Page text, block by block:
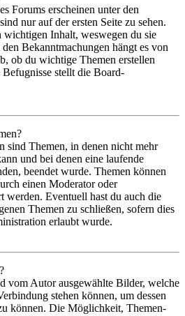
Forums erscheinen unter den
nur auf der ersten Seite zu sehen.
wichtigen Inhalt, weswegen du sie
Bekanntmachungen hängt es von
ob du wichtige Themen erstellen
stellt die Board-
sind Themen, in denen nicht mehr
und bei denen eine laufende
beendet wurde. Themen können
einen Moderator oder
werden. Eventuell hast du auch die
Themen zu schließen, sofern dies
erlaubt wurde.
vom Autor ausgewählte Bilder, welche
stehen können, um dessen
können. Die Möglichkeit, Themen-